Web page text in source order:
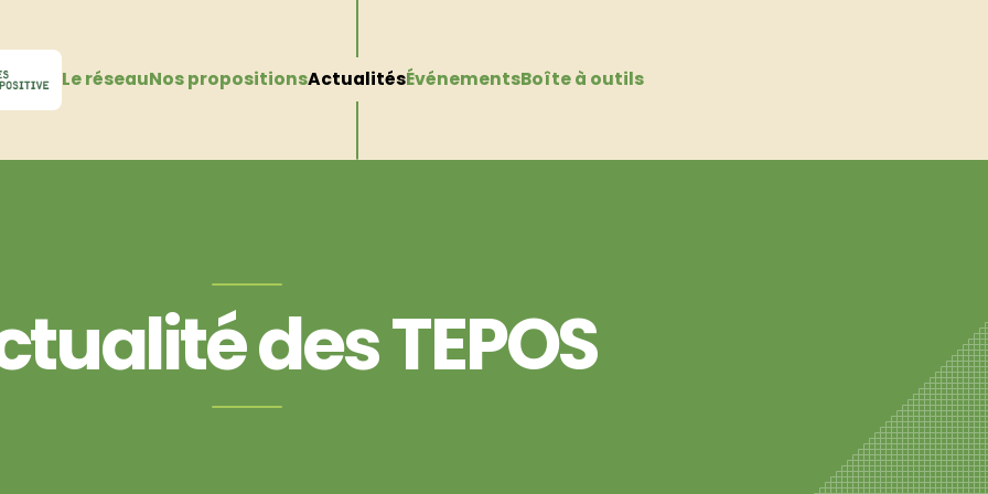
Le réseauNos propositionsActualitésÉvénementsBoîte à outils
des TEPOS